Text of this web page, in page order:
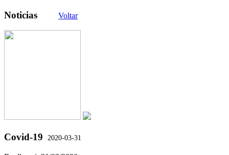
Noticias Voltar
Covid-19 2020-03-31